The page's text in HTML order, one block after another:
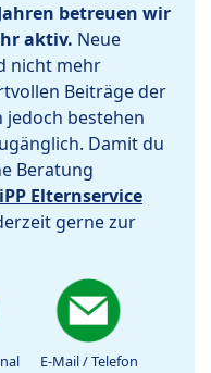
betreuen wir
aktiv. Neue
nicht mehr
Beiträge der
jedoch bestehen
Damit du
Beratung
Elternservice
gerne zur
E-Mail / Telefon